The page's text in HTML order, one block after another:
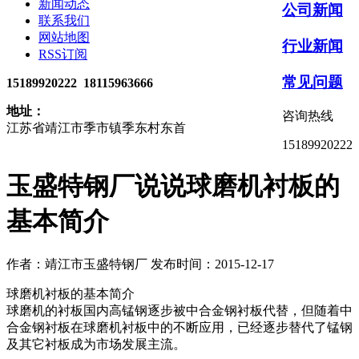
公司新闻
行业新闻
常见问题
咨询热线
15189920222
玉盛特钢厂说说球磨机衬板的
基本简介
作者：靖江市玉盛特钢厂 发布时间：2015-12-17
球磨机衬板的基本简介
球磨机的衬板国内高锰钢逐步被中合金钢衬板代替，但随着中
合金钢衬板在球磨机衬板中的不断应用，已经逐步替代了锰钢
及其它衬板成为市场发展主流。
新闻动态
联系我们
网站地图
RSS订阅
15189920222 18115963666
地址：
江苏省靖江市季市镇季东村东首